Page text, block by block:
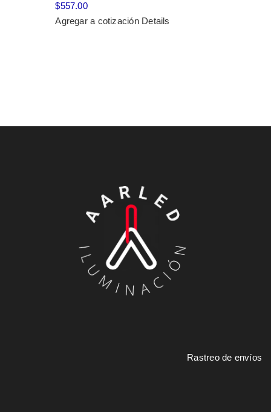
$557.00
Agregar a cotización Details
Rastreo de envíos